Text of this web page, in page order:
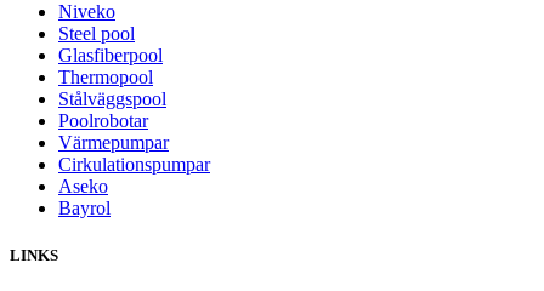
Niveko
Steel pool
Glasfiberpool
Thermopool
Stålväggspool
Poolrobotar
Värmepumpar
Cirkulationspumpar
Aseko
Bayrol
LINKS